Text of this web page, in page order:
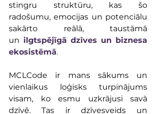
stingru struktūru, kas šo
radošumu, emocijas un potenciālu
sakārto reālā, taustāmā
un ilgtspējīgā dzīves un biznesa
ekosistēmā.
MCLCode ir mans sākums un
vienlaikus loģisks turpinājums
visam, ko esmu uzkrājusi savā
dzīvē. Tas ir dzīvesveids un